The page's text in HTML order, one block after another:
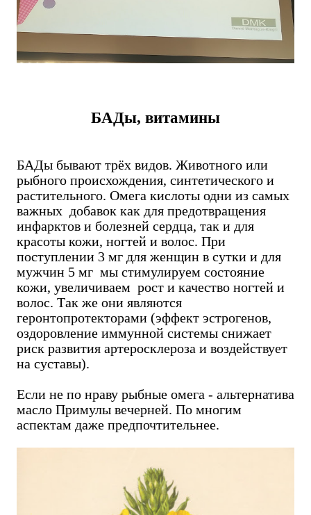
БАДы, витамины
БАДы бывают трёх видов. Животного или
рыбного происхождения, синтетического и
растительного. Омега кислоты одни из самых
важных добавок как для предотвращения
инфарктов и болезней сердца, так и для
красоты кожи, ногтей и волос. При
поступлении 3 мг для женщин в сутки и для
мужчин 5 мг мы стимулируем состояние
кожи, увеличиваем рост и качество ногтей и
волос. Так же они являются
геронтопротекторами (эффект эстрогенов,
оздоровление иммунной системы снижает
риск развития артеросклероза и воздействует
на суставы).
Если не по нраву рыбные омега - альтернатива
масло Примулы вечерней. По многим
аспектам даже предпочтительнее.